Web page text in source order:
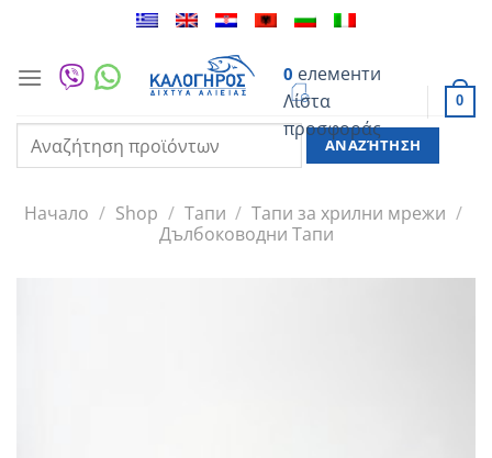
съдържанието
0 елементи
Λίστα
προσφοράς
0
за:
Начало / Shop / Тапи / Тапи за хрилни мрежи /
Дълбоководни Тапи